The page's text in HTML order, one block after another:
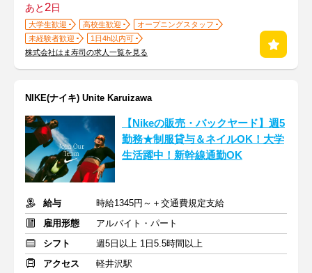
あと2日
大学生歓迎 高校生歓迎
オープニングスタッフ
未経験者歓迎
1日4h以内可
株式会社はま寿司の求人一覧を見る
NIKE(ナイキ) Unite Karuizawa
【Nikeの販売・バックヤード】週5
勤務★制服貸与＆ネイルOK！大学
生活躍中！新幹線通勤OK
給与
時給1345円～＋交通費規定支給
雇用形態
アルバイト・パート
シフト
週5日以上 1日5.5時間以上
アクセス
軽井沢駅